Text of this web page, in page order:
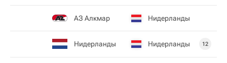
АЗ Алкмар Нидерланды
Нидерланды Нидерланды 12